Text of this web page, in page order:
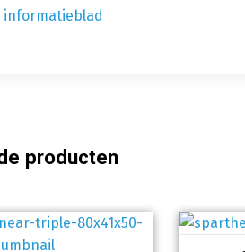
informatieblad
producten